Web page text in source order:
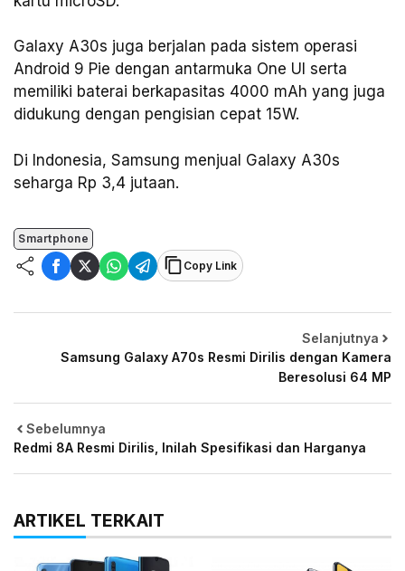
Galaxy A30s juga berjalan pada sistem operasi
Android 9 Pie dengan antarmuka One UI serta
memiliki baterai berkapasitas 4000 mAh yang juga
didukung dengan pengisian cepat 15W.
Di Indonesia, Samsung menjual Galaxy A30s
seharga Rp 3,4 jutaan.
Smartphone
Copy Link
Sebelumnya
Redmi 8A Resmi Dirilis, Inilah Spesifikasi dan Harganya
Selanjutnya
Samsung Galaxy A70s Resmi Dirilis dengan Kamera
Beresolusi 64 MP
ARTIKEL TERKAIT